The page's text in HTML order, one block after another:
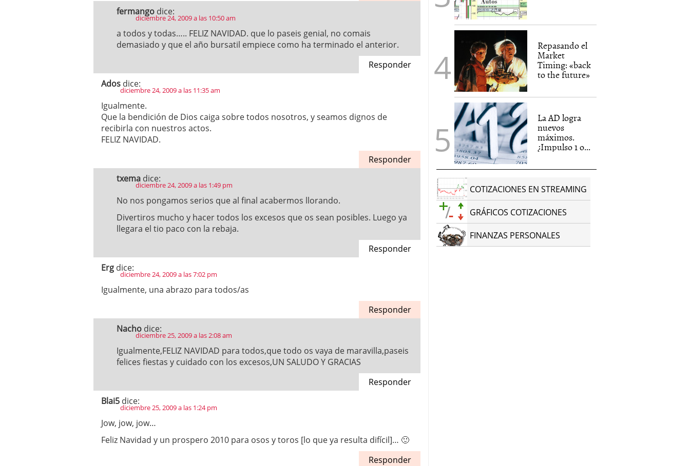
fermango dice:
diciembre 24, 2009 a las 10:50 am
a todos y todas….. FELIZ NAVIDAD. que lo paseis genial, no comais
demasiado y que el año bursatil empiece como ha terminado el anterior.
Responder
Ados dice:
diciembre 24, 2009 a las 11:35 am
Igualmente.
Que la bendición de Dios caiga sobre todos nosotros, y seamos dignos de
recibirla con nuestros actos.
FELIZ NAVIDAD.
Responder
txema dice:
diciembre 24, 2009 a las 1:49 pm
No nos pongamos serios que al final acabermos llorando.
Divertiros mucho y hacer todos los excesos que os sean posibles. Luego ya
llegara el tio paco con la rebaja.
Responder
Erg dice:
diciembre 24, 2009 a las 7:02 pm
Igualmente, una abrazo para todos/as
Responder
Nacho dice:
diciembre 25, 2009 a las 2:08 am
Igualmente,FELIZ NAVIDAD para todos,que todo os vaya de maravilla,paseis
felices fiestas y cuidado con los excesos,UN SALUDO Y GRACIAS
Responder
Blai5 dice:
diciembre 25, 2009 a las 1:24 pm
Jow, jow, jow…
Feliz Navidad y un prospero 2010 para osos y toros [lo que ya resulta difícil]… 🙂
Responder
Repasando el
Market
Timing: «back
to the future»
La AD logra
nuevos
máximos.
¿Impulso 1 o...
COTIZACIONES EN STREAMING
GRÁFICOS COTIZACIONES
FINANZAS PERSONALES